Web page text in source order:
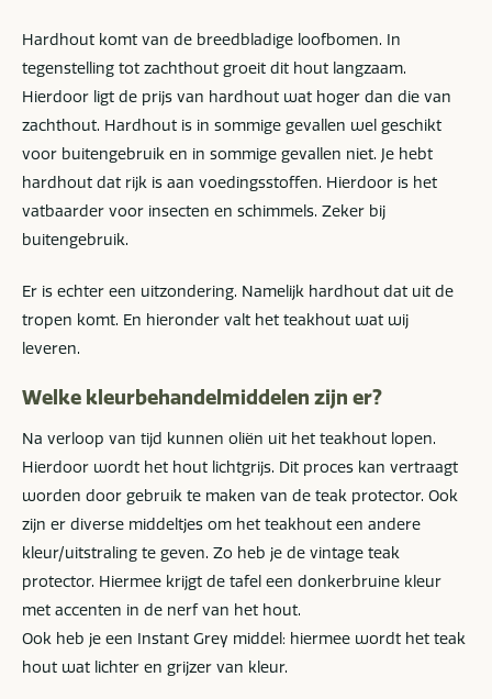
Hardhout komt van de breedbladige loofbomen. In
tegenstelling tot zachthout groeit dit hout langzaam.
Hierdoor ligt de prijs van hardhout wat hoger dan die van
zachthout. Hardhout is in sommige gevallen wel geschikt
voor buitengebruik en in sommige gevallen niet. Je hebt
hardhout dat rijk is aan voedingsstoffen. Hierdoor is het
vatbaarder voor insecten en schimmels. Zeker bij
buitengebruik.
Er is echter een uitzondering. Namelijk hardhout dat uit de
tropen komt. En hieronder valt het teakhout wat wij
leveren.
Welke kleurbehandelmiddelen zijn er?
Na verloop van tijd kunnen oliën uit het teakhout lopen.
Hierdoor wordt het hout lichtgrijs. Dit proces kan vertraagt
worden door gebruik te maken van de teak protector. Ook
zijn er diverse middeltjes om het teakhout een andere
kleur/uitstraling te geven. Zo heb je de vintage teak
protector. Hiermee krijgt de tafel een donkerbruine kleur
met accenten in de nerf van het hout.
Ook heb je een Instant Grey middel: hiermee wordt het teak
hout wat lichter en grijzer van kleur.